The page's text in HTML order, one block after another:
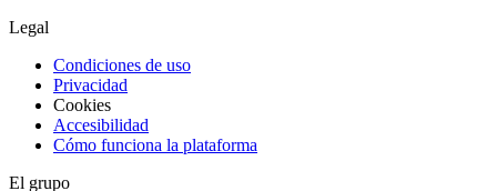
Legal
Condiciones de uso
Privacidad
Cookies
Accesibilidad
Cómo funciona la plataforma
El grupo